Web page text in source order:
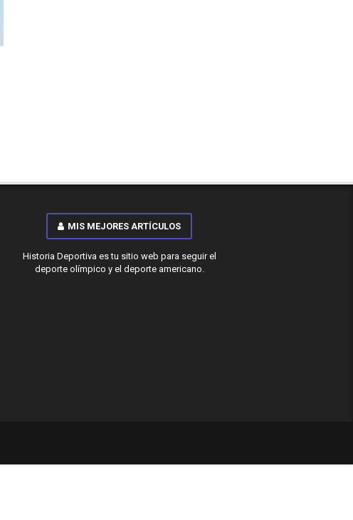
MIS MEJORES ARTÍCULOS
Historia Deportiva es tu sitio web para seguir el
deporte olímpico y el deporte americano.